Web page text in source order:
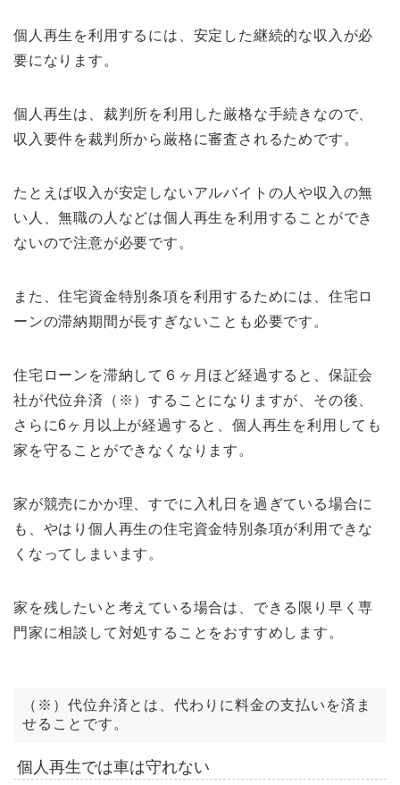
個人再生を利用するには、安定した継続的な収入が必
要になります。
個人再生は、裁判所を利用した厳格な手続きなので、
収入要件を裁判所から厳格に審査されるためです。
たとえば収入が安定しないアルバイトの人や収入の無
い人、無職の人などは個人再生を利用することができ
ないので注意が必要です。
また、住宅資金特別条項を利用するためには、住宅ロ
ーンの滞納期間が長すぎないことも必要です。
住宅ローンを滞納して６ヶ月ほど経過すると、保証会
社が代位弁済（※）することになりますが、その後、
さらに6ヶ月以上が経過すると、個人再生を利用しても
家を守ることができなくなります。
家が競売にかか理、すでに入札日を過ぎている場合に
も、やはり個人再生の住宅資金特別条項が利用できな
くなってしまいます。
家を残したいと考えている場合は、できる限り早く専
門家に相談して対処することをおすすめします。
（※）代位弁済とは、代わりに料金の支払いを済ま
せることです。
個人再生では車は守れない